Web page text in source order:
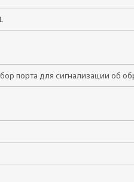
порта для сигнализации об